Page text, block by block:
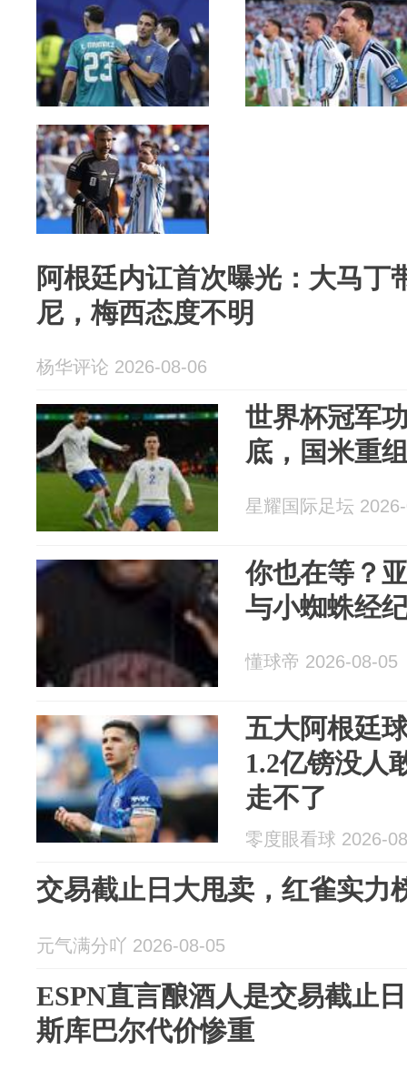
阿根廷内讧首次曝光：大马丁
尼，梅西态度不明
杨华评论 2026-08-06
世界杯冠军
底，国米重
星耀国际足坛
你也在等？
与小蜘蛛经
懂球帝 2026-08-05
五大阿根廷
1.2亿镑没人
走不了
零度眼看球 2026-
交易截止日大甩卖，红雀实力
元气满分吖 2026-08-05
ESPN直言酿酒人是交易截止
斯库巴尔代价惨重